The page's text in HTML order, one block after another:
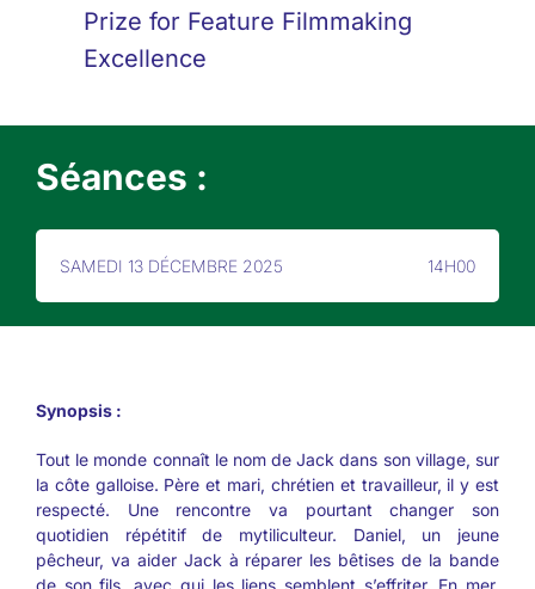
Prize for Feature Filmmaking
Excellence
Séances :
SAMEDI 13 DÉCEMBRE 2025 14H00
Synopsis :
Tout le monde connaît le nom de Jack dans son village, sur
la côte galloise. Père et mari, chrétien et travailleur, il y est
respecté. Une rencontre va pourtant changer son
quotidien répétitif de mytiliculteur. Daniel, un jeune
pêcheur, va aider Jack à réparer les bêtises de la bande
de son fils, avec qui les liens semblent s’effriter. En mer,